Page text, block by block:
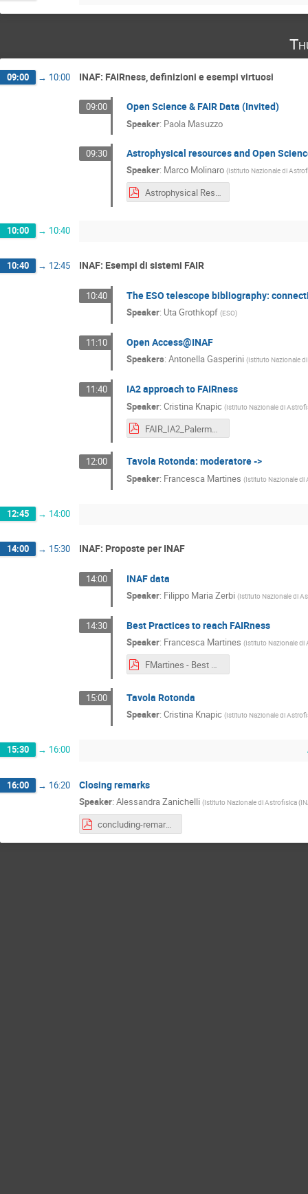
09:00 → 10:00 INAF: FAIRness, definizioni e esempi virtuosi
09:00 Open Science & FAIR Data (Invited)
Speaker: Paola Masuzzo
09:30 Astrophysical resources and Open
Speaker: Marco Molinaro (Istituto Nazionale di
Astrophysical Resources and Open Science
10:00 → 10:40
10:40 → 12:45 INAF: Esempi di sistemi FAIR
10:40 The ESO telescope bibliography:
Speaker: Uta Grothkopf (ESO)
11:10 Open Access@INAF
Speakers: Antonella Gasperini (Istituto Nazionale
11:40 IA2 approach to FAIRness
Speaker: Cristina Knapic (Istituto Nazionale di
FAIR_IA2_Palermo_ CK20220526.pdf
12:00 Tavola Rotonda: moderatore ->
Speaker: Francesca Martines (Istituto Nazionale di
12:45 → 14:00
14:00 → 15:30 INAF: Proposte per INAF
14:00 INAF data
Speaker: Filippo Maria Zerbi (Istituto Nazionale di
14:30 Best Practices to reach FAIRness
Speaker: Francesca Martines (Istituto Nazionale di
FMartines - Best Practices to reach FAIRness.pdf
15:00 Tavola Rotonda
Speaker: Cristina Knapic (Istituto Nazionale di
15:30 → 16:00
16:00 → 16:20 Closing remarks
Speaker: Alessandra Zanichelli (Istituto Nazionale di Astrofisica
concluding-remarks_v1-english.pdf